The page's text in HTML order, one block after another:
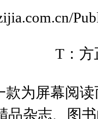
T：方
款为屏幕阅
品杂志、图